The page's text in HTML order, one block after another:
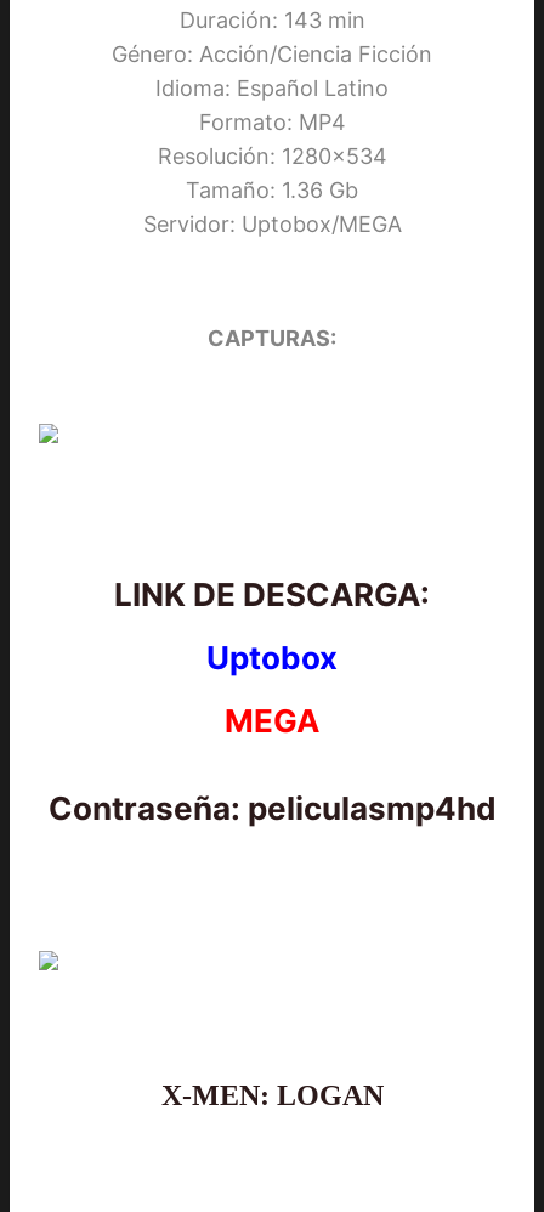
Duración: 143 min
Género: Acción/Ciencia Ficción
Idioma: Español Latino
Formato: MP4
Resolución: 1280×534
Tamaño: 1.36 Gb
Servidor: Uptobox/MEGA
CAPTURAS:
LINK DE DESCARGA:
Uptobox
MEGA
Contraseña: peliculasmp4hd
X-MEN: LOGAN